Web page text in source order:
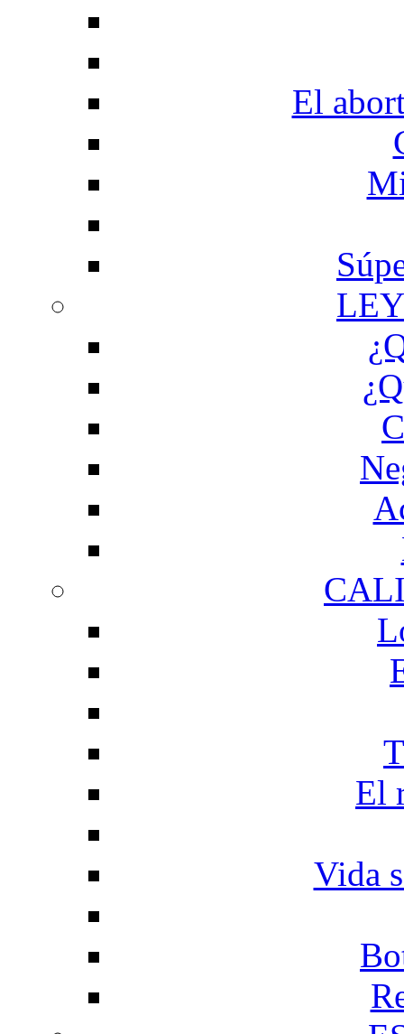
El
El
Vida